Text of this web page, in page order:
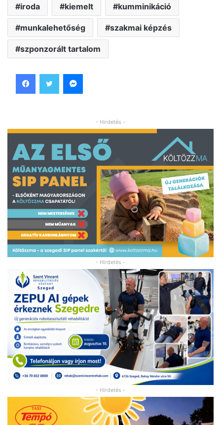
iroda kiemelt kumminikáció
munkalehetőség szakmai képzés
szponzorált tartalom
- Hirdetés -
- Hirdetés -
- Hirdetés -